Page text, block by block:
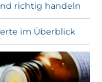
richtig handeln
im Überblick